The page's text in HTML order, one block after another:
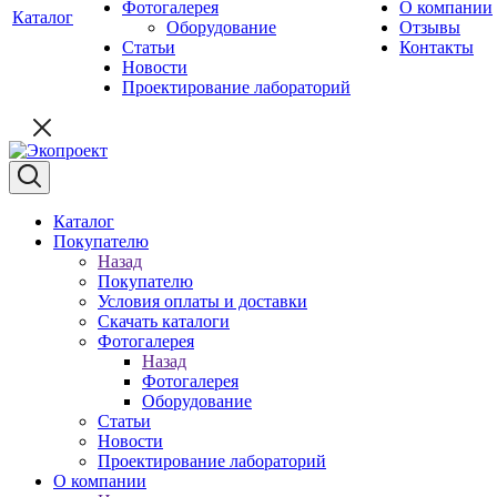
Каталог
Фотогалерея
Оборудование
Статьи
Новости
Проектирование лабораторий
О компании
Отзывы
Контакты
Каталог
Покупателю
Назад
Покупателю
Условия оплаты и доставки
Скачать каталоги
Фотогалерея
Назад
Фотогалерея
Оборудование
Статьи
Новости
Проектирование лабораторий
О компании